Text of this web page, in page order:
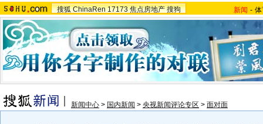
搜狐 ChinaRen 17173 焦点房地产 搜狗 新闻 -
新闻中心 > 国内新闻 > 央视新闻评论专区 > 面对面